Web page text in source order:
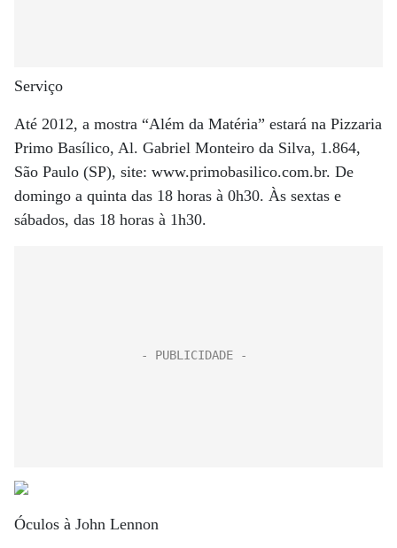
Serviço
Até 2012, a mostra “Além da Matéria” estará na Pizzaria
Primo Basílico, Al. Gabriel Monteiro da Silva, 1.864,
São Paulo (SP), site: www.primobasilico.com.br. De
domingo a quinta das 18 horas à 0h30. Às sextas e
sábados, das 18 horas à 1h30.
Óculos à John Lennon